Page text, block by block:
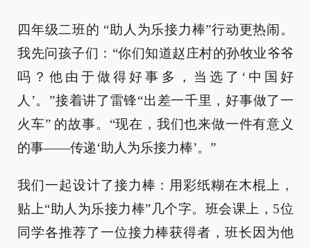
四年级二班的 “助人为乐接力棒”行动更热闹。
我先问孩子们：“你们知道赵庄村的孙牧业爷爷
吗？他由于做得好事多，当选了‘中国好
人’。”接着讲了雷锋“出差一千里，好事做了一
火车” 的故事。“现在，我们也来做一件有意义
的事——传递‘助人为乐接力棒’。”
我们一起设计了接力棒：用彩纸糊在木棍上，
贴上“助人为乐接力棒”几个字。班会课上，5位
同学各推荐了一位接力棒获得者，班长因为他